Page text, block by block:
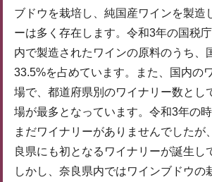
ブドウを栽培し、純国産ワインを製造
ーは多く存在します。令和3年の国税
内で製造されたワインの原料のうち、
33.5%を占めています。また、国内の
場で、都道府県別のワイナリー数とし
場が最多となっています。令和3年の
まだワイナリーがありませんでしたが
良県にも初となるワイナリーが誕生し
しかし、奈良県内ではワインブドウの